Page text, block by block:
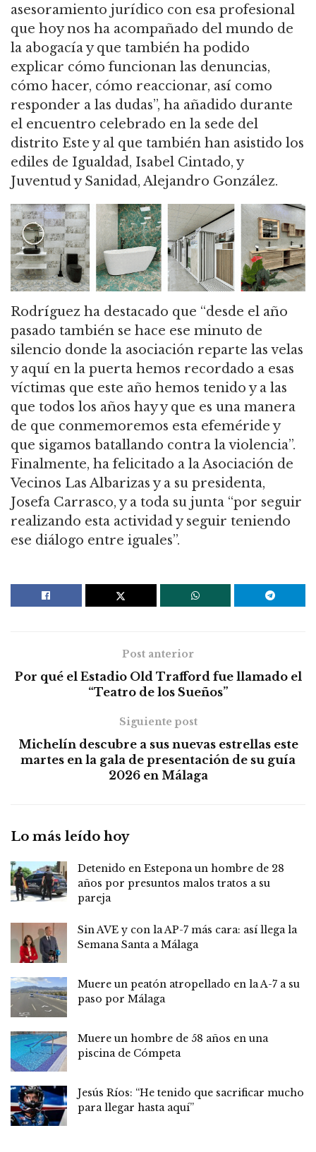
asesoramiento jurídico con esa profesional
que hoy nos ha acompañado del mundo de
la abogacía y que también ha podido
explicar cómo funcionan las denuncias,
cómo hacer, cómo reaccionar, así como
responder a las dudas”, ha añadido durante
el encuentro celebrado en la sede del
distrito Este y al que también han asistido los
ediles de Igualdad, Isabel Cintado, y
Juventud y Sanidad, Alejandro González.
Rodríguez ha destacado que “desde el año
pasado también se hace ese minuto de
silencio donde la asociación reparte las velas
y aquí en la puerta hemos recordado a esas
víctimas que este año hemos tenido y a las
que todos los años hay y que es una manera
de que conmemoremos esta efeméride y
que sigamos batallando contra la violencia”.
Finalmente, ha felicitado a la Asociación de
Vecinos Las Albarizas y a su presidenta,
Josefa Carrasco, y a toda su junta “por seguir
realizando esta actividad y seguir teniendo
ese diálogo entre iguales”.
Post anterior
Por qué el Estadio Old Trafford fue llamado el
“Teatro de los Sueños”
Siguiente post
Michelín descubre a sus nuevas estrellas este
martes en la gala de presentación de su guía
2026 en Málaga
Lo más leído hoy
Detenido en Estepona un hombre de 28
años por presuntos malos tratos a su
pareja
Sin AVE y con la AP-7 más cara: así llega la
Semana Santa a Málaga
Muere un peatón atropellado en la A-7 a su
paso por Málaga
Muere un hombre de 58 años en una
piscina de Cómpeta
Jesús Ríos: “He tenido que sacrificar mucho
para llegar hasta aquí”